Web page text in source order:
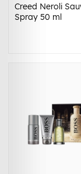
Creed Neroli
Spray 50 ml